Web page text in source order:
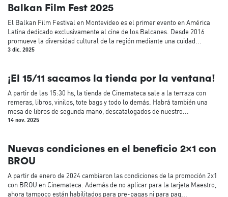
Balkan Film Fest 2025
El Balkan Film Festival en Montevideo es el primer evento en América
Latina dedicado exclusivamente al cine de los Balcanes. Desde 2016
promueve la diversidad cultural de la región mediante una cuidad...
3 dic. 2025
¡El 15/11 sacamos la tienda por la ventana!
A partir de las 15:30 hs, la tienda de Cinemateca sale a la terraza con
remeras, libros, vinilos, tote bags y todo lo demás. Habrá también una
mesa de libros de segunda mano, descatalogados de nuestro...
14 nov. 2025
Nuevas condiciones en el beneficio 2x1 con
BROU
A partir de enero de 2024 cambiaron las condiciones de la promoción 2x1
con BROU en Cinemateca. Además de no aplicar para la tarjeta Maestro,
ahora tampoco están habilitados para pre-pagas ni para pag...